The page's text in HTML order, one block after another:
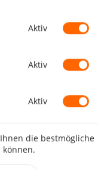
Aktiv
Aktiv
Aktiv
die bestmögliche